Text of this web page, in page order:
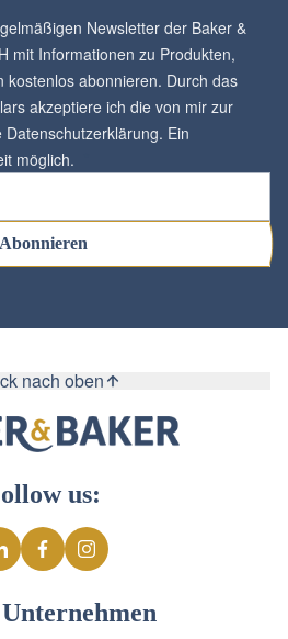
Newsletter der Baker &
mit Informationen zu Produkten,
kostenlos abonnieren. Durch das
akzeptiere ich die von mir zur
Ein
möglich.
Abonnieren
nach oben
us: